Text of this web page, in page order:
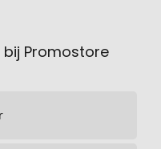
Promostore